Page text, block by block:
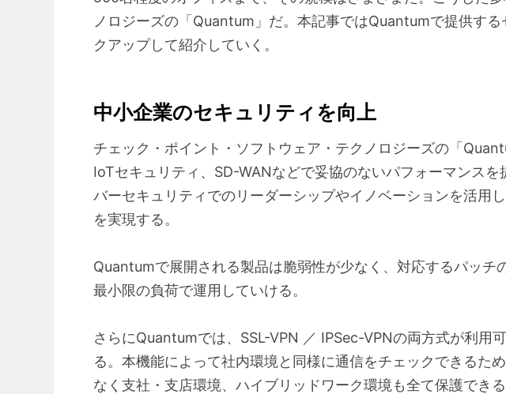
ノロジーズの「Quantum」だ。本記事ではQuantumで提供す
クアップして紹介していく。
中小企業のセキュリティを向上
チェック・ポイント・ソフトウェア・テクノロジーズの「
IoTセキュリティ、SD-WANなどで妥協のないパフォーマンス
バーセキュリティでのリーダーシップやイノベーションを活用
を実現する。
Quantumで展開される製品は脆弱性が少なく、対応するパッ
最小限の負荷で運用していける。
さらにQuantumでは、SSL-VPN ／ IPSec-VPNの両方式が利用
る。本機能によって社内環境と同様に通信をチェックできるた
なく支社・支店環境、ハイブリッドワーク環境も全て保護できる